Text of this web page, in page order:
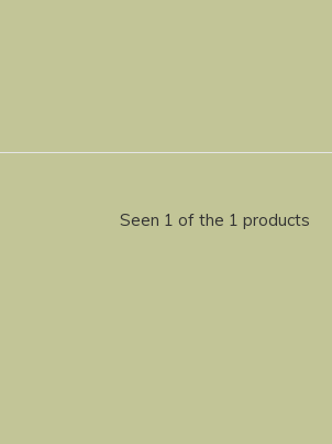
Seen 1 of the 1 products